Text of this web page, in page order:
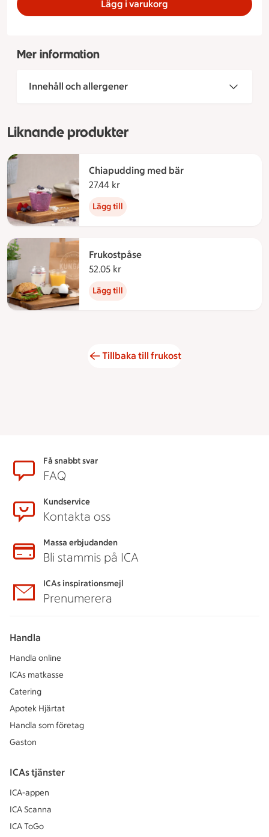
Lägg i varukorg
Mer information
Innehåll och allergener
Liknande produkter
Chiapudding med bär
27.44 kr
Lägg till
Frukostpåse
52.05 kr
Lägg till
Tillbaka till frukost
SidfotFå snabbt svar
FAQ
Kundservice
Kontakta oss
Massa erbjudanden
Bli stammis på ICA
ICAs inspirationsmejl
Prenumerera
Handla
Handla online
ICAs matkasse
Catering
Apotek Hjärtat
Handla som företag
Gaston
ICAs tjänster
ICA-appen
ICA Scanna
ICA ToGo